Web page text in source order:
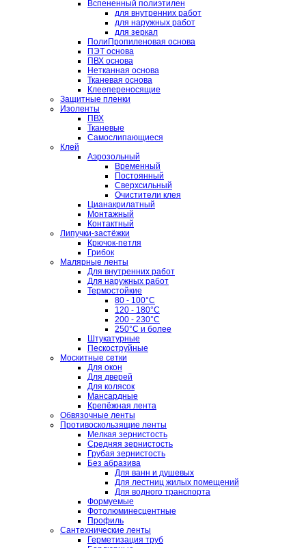
Вспененный полиэтилен
для внутренних работ
для наружных работ
для зеркал
ПолиПропиленовая основа
ПЭТ основа
ПВХ основа
Нетканная основа
Тканевая основа
Клеепереносящие
Защитные пленки
Изоленты
ПВХ
Тканевые
Самослипающиеся
Клей
Аэрозольный
Временный
Постоянный
Сверхсильный
Очистители клея
Цианакрилатный
Монтажный
Контактный
Липучки-застёжки
Крючок-петля
Грибок
Малярные ленты
Для внутренних работ
Для наружных работ
Термостойкие
80 - 100°C
120 - 180°C
200 - 230°C
250°C и более
Штукатурные
Пескоструйные
Москитные сетки
Для окон
Для дверей
Для колясок
Мансардные
Крепёжная лента
Обвязочные ленты
Противоскользящие ленты
Мелкая зернистость
Средняя зернистость
Грубая зернистость
Без абразива
Для ванн и душевых
Для лестниц жилых помещений
Для водного транспорта
Формуемые
Фотолюминесцентные
Профиль
Сантехнические ленты
Герметизация труб